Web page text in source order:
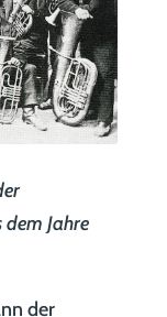
dem Jahre
der